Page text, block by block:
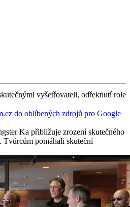
vyšetřovateli, odřeknutí role
do oblíbených zdrojů pro Google
Ka přibližuje zrození skutečného
Tvůrcům pomáhali skuteční